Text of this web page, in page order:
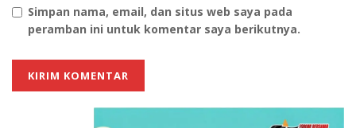
Simpan nama, email, dan situs web saya pada
peramban ini untuk komentar saya berikutnya.